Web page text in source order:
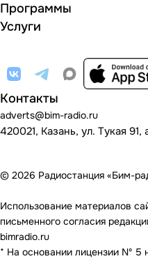
Программы
Услуги
Контакты
adverts@bim-radio.ru
420021, Казань, ул. Тукая
© 2026 Радиостанция «Бим-
Использование материалов
письменного согласия
bimradio.ru
* На основании лицензии Nº 5